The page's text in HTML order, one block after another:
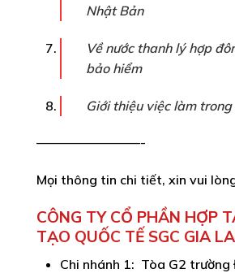
Nhật Bản
Về nước thanh lý hợp
bảo hiểm
Giới thiệu việc làm trong
————————-
Mọi thông tin chi tiết, xin vui
CÔNG TY CỔ PHẦN HỢP
TẠO QUỐC TẾ SGC GIA
Chi nhánh 1: Tòa G2 trường